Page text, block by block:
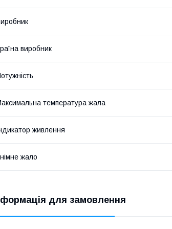
виробник
температура жала
живлення
жало
для замовлення